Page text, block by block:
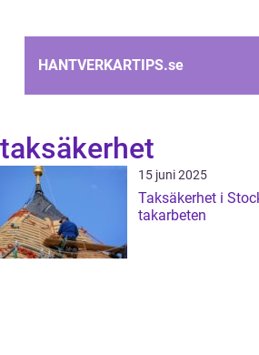
HANTVERKARTIPS.se
taksäkerhet
15 juni 2025
Taksäkerhet i
takarbeten